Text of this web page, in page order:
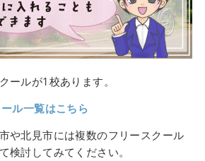
ールが1校あります。
ル一覧はこちら
や北見市には複数のフリースクール
検討してみてください。